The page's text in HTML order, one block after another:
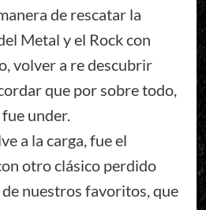
de rescatar la
Metal y el Rock con
volver a re descubrir
que por sobre todo,
under.
a la carga, fue el
otro clásico perdido
nuestros favoritos, que